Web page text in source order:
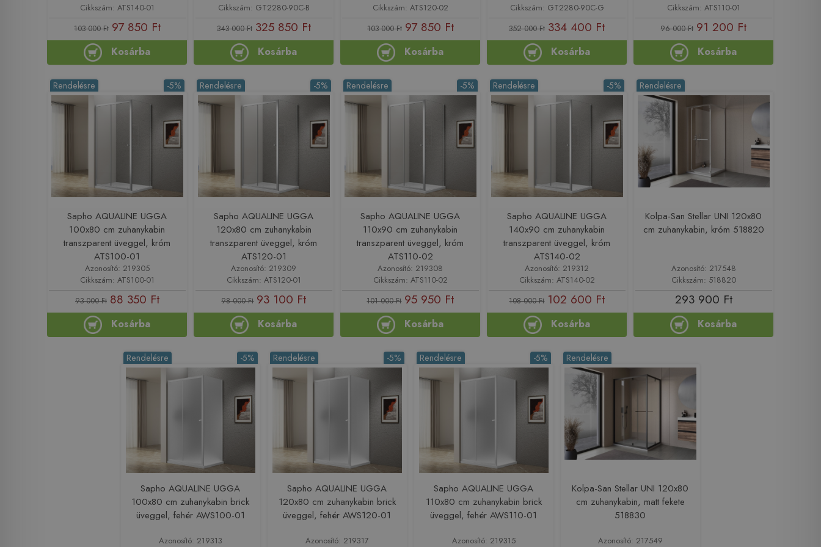
Cikkszám: ATS140-01
103 000 Ft 97 850 Ft
Kosárba
Cikkszám: GT2280-90C-B
343 000 Ft 325 850 Ft
Kosárba
Cikkszám: ATS120-02
103 000 Ft 97 850 Ft
Kosárba
Cikkszám: GT2280-90C-G
352 000 Ft 334 400 Ft
Kosárba
Cikkszám: ATS110-01
96 000 Ft 91 200 Ft
Kosárba
-5%
Rendelésre
Sapho AQUALINE UGGA
100x80 cm zuhanykabin
transzparent üveggel, króm
ATS100-01
Azonosító: 219305
Cikkszám: ATS100-01
93 000 Ft 88 350 Ft
Kosárba
-5%
Rendelésre
Sapho AQUALINE UGGA
120x80 cm zuhanykabin
transzparent üveggel, króm
ATS120-01
Azonosító: 219309
Cikkszám: ATS120-01
98 000 Ft 93 100 Ft
Kosárba
-5%
Rendelésre
Sapho AQUALINE UGGA
110x90 cm zuhanykabin
transzparent üveggel, króm
ATS110-02
Azonosító: 219308
Cikkszám: ATS110-02
101 000 Ft 95 950 Ft
Kosárba
-5%
Rendelésre
Sapho AQUALINE UGGA
140x90 cm zuhanykabin
transzparent üveggel, króm
ATS140-02
Azonosító: 219312
Cikkszám: ATS140-02
108 000 Ft 102 600 Ft
Kosárba
Rendelésre
Kolpa-San Stellar UNI 120x80
cm zuhanykabin, króm 518820
Azonosító: 217548
Cikkszám: 518820
293 900 Ft
Kosárba
-5%
Rendelésre
Sapho AQUALINE UGGA
100x80 cm zuhanykabin brick
üveggel, fehér AWS100-01
Azonosító: 219313
-5%
Rendelésre
Sapho AQUALINE UGGA
120x80 cm zuhanykabin brick
üveggel, fehér AWS120-01
Azonosító: 219317
-5%
Rendelésre
Sapho AQUALINE UGGA
110x80 cm zuhanykabin brick
üveggel, fehér AWS110-01
Azonosító: 219315
Rendelésre
Kolpa-San Stellar UNI 120x80
cm zuhanykabin, matt fekete
518830
Azonosító: 217549